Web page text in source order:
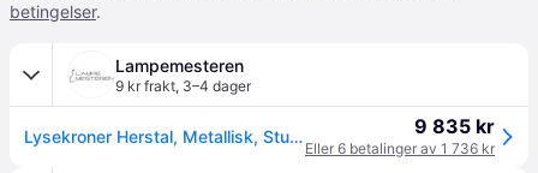
betingelser.
Lampemesteren
9 kr frakt, 3–4 dager
Lysekroner Herstal, Metallisk, Stue, Metall 9 835 kr
Eller 6 betalinger av 1 736 kr